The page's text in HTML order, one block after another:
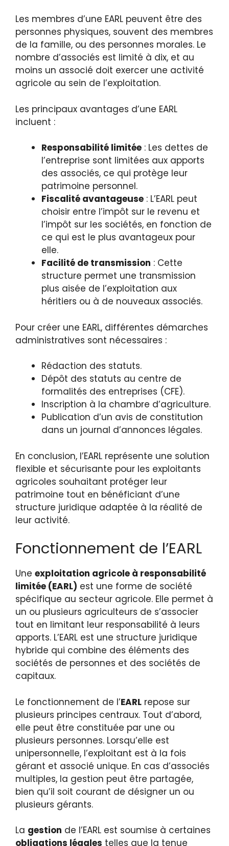
Les membres d’une EARL peuvent être des
personnes physiques, souvent des membres
de la famille, ou des personnes morales. Le
nombre d’associés est limité à dix, et au
moins un associé doit exercer une activité
agricole au sein de l’exploitation.
Les principaux avantages d’une EARL
incluent :
Responsabilité limitée : Les dettes de
l’entreprise sont limitées aux apports
des associés, ce qui protège leur
patrimoine personnel.
Fiscalité avantageuse : L’EARL peut
choisir entre l’impôt sur le revenu et
l’impôt sur les sociétés, en fonction de
ce qui est le plus avantageux pour
elle.
Facilité de transmission : Cette
structure permet une transmission
plus aisée de l’exploitation aux
héritiers ou à de nouveaux associés.
Pour créer une EARL, différentes démarches
administratives sont nécessaires :
Rédaction des statuts.
Dépôt des statuts au centre de
formalités des entreprises (CFE).
Inscription à la chambre d’agriculture.
Publication d’un avis de constitution
dans un journal d’annonces légales.
En conclusion, l’EARL représente une solution
flexible et sécurisante pour les exploitants
agricoles souhaitant protéger leur
patrimoine tout en bénéficiant d’une
structure juridique adaptée à la réalité de
leur activité.
Fonctionnement de l’EARL
Une exploitation agricole à responsabilité
limitée (EARL) est une forme de société
spécifique au secteur agricole. Elle permet à
un ou plusieurs agriculteurs de s’associer
tout en limitant leur responsabilité à leurs
apports. L’EARL est une structure juridique
hybride qui combine des éléments des
sociétés de personnes et des sociétés de
capitaux.
Le fonctionnement de l’EARL repose sur
plusieurs principes centraux. Tout d’abord,
elle peut être constituée par une ou
plusieurs personnes. Lorsqu’elle est
unipersonnelle, l’exploitant est à la fois
gérant et associé unique. En cas d’associés
multiples, la gestion peut être partagée,
bien qu’il soit courant de désigner un ou
plusieurs gérants.
La gestion de l’EARL est soumise à certaines
obligations légales telles que la tenue